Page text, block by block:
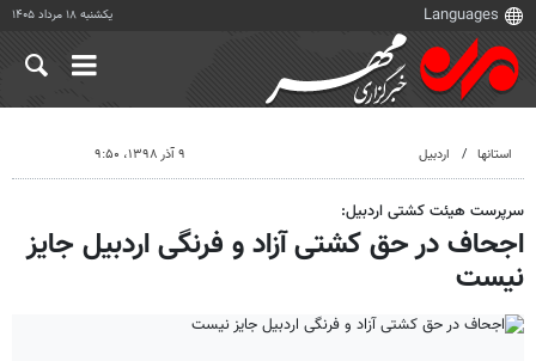
یکشنبه ۱۸ مرداد ۱۴۰۵
استانها اردبیل ۹ آذر ۱۳۹۸، ۹:۵۰
سرپرست هیئت کشتی اردبیل:
اجحاف در حق کشتی آزاد و فرنگی اردبیل جایز
نیست